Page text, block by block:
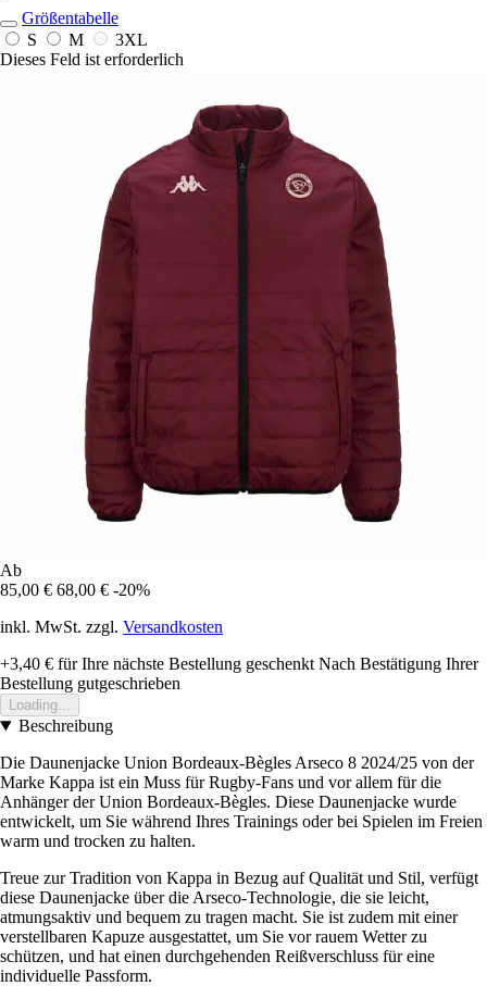
Größentabelle
S
M
3XL
Dieses Feld ist erforderlich
Ab
85,00 € 68,00 € -20%
inkl. MwSt. zzgl. Versandkosten
+3,40 € für Ihre nächste Bestellung geschenkt Nach Bestätigung Ihrer
Bestellung gutgeschrieben
Loading...
Beschreibung
Die Daunenjacke Union Bordeaux-Bègles Arseco 8 2024/25 von der
Marke Kappa ist ein Muss für Rugby-Fans und vor allem für die
Anhänger der Union Bordeaux-Bègles. Diese Daunenjacke wurde
entwickelt, um Sie während Ihres Trainings oder bei Spielen im Freien
warm und trocken zu halten.
Treue zur Tradition von Kappa in Bezug auf Qualität und Stil, verfügt
diese Daunenjacke über die Arseco-Technologie, die sie leicht,
atmungsaktiv und bequem zu tragen macht. Sie ist zudem mit einer
verstellbaren Kapuze ausgestattet, um Sie vor rauem Wetter zu
schützen, und hat einen durchgehenden Reißverschluss für eine
individuelle Passform.